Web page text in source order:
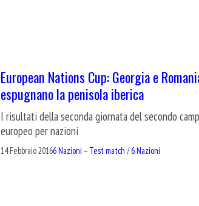
European Nations Cup: Georgia e
espugnano la penisola iberica
I risultati della seconda giornata del secondo
europeo per nazioni
14 Febbraio 20166 Nazioni – Test match /6 Nazioni